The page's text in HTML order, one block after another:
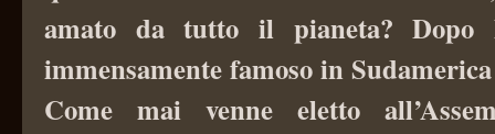
amato da tutto il pianeta?Dopo
immensamente famoso in
Come mai venne eletto